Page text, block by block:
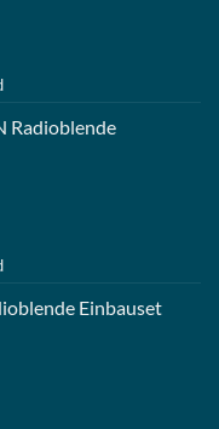
Radioblende
Einbauset